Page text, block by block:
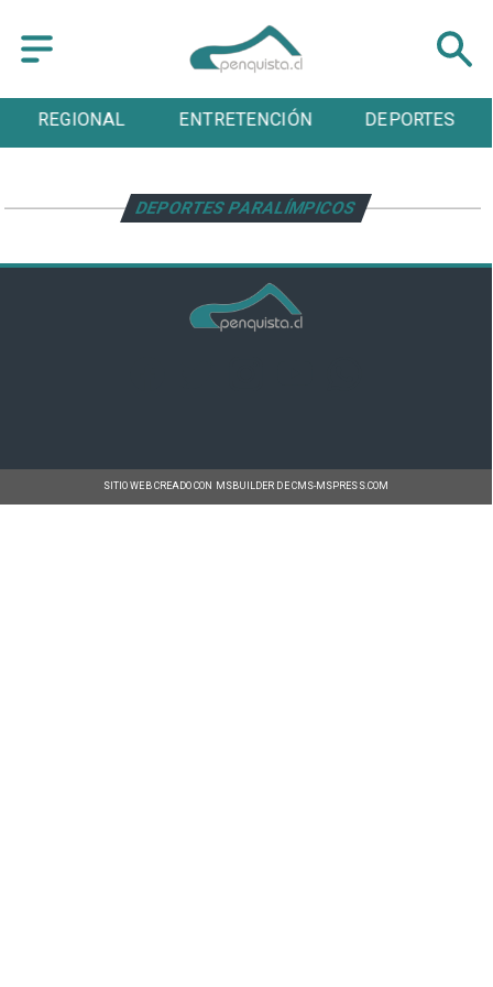
REGIONAL ENTRETENCIÓN DEPORTES
DEPORTES PARALÍMPICOS
SITIO WEB CREADO CON MSBUILDER DE CMS-MSPRESS.COM